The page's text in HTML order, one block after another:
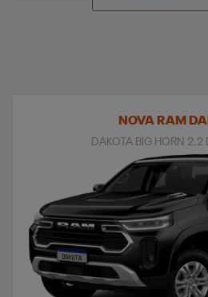
NOVA RAM
DAKOTA BIG HORN 2.2